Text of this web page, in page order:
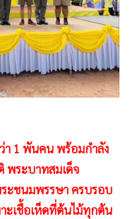
า 1 พันคน พร้อมกำลัง
พระบาทสมเด็จ
ระชนมพรรษา ครบรอบ
ะเชื้อเห็ดที่ต้นไม้ทุกต้น